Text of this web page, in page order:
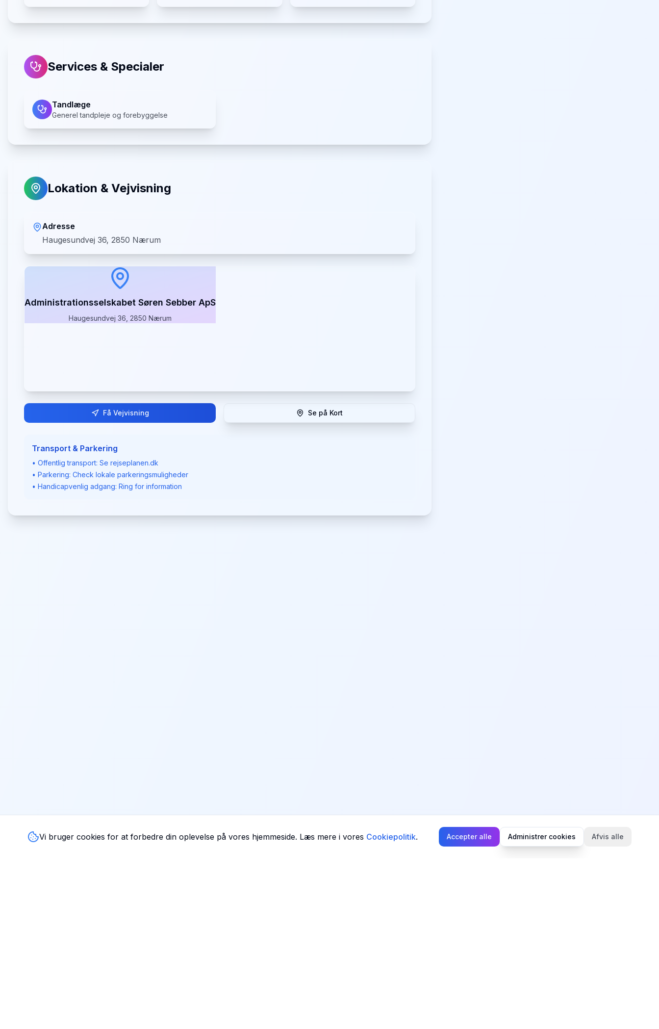
Services & Specialer
Tandlæge
Generel tandpleje og forebyggelse
Lokation & Vejvisning
Adresse
Haugesundvej 36, 2850 Nærum
Administrationsselskabet Søren Sebber ApS
Haugesundvej 36, 2850 Nærum
Få Vejvisning Se på Kort
Transport & Parkering
• Offentlig transport: Se rejseplanen.dk
• Parkering: Check lokale parkeringsmuligheder
• Handicapvenlig adgang: Ring for information
Vi bruger cookies for at forbedre din oplevelse på vores hjemmeside. Læs mere i vores Cookiepolitik. Accepter alle Administrer cookies Afvis alle